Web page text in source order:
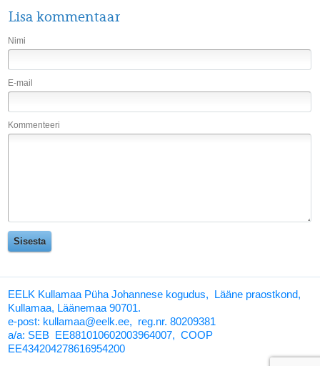
Lisa kommentaar
Nimi
E-mail
Kommenteeri
EELK Kullamaa Püha Johannese kogudus, Lääne praostkond,
Kullamaa, Läänemaa 90701.
e-post: kullamaa@eelk.ee, reg.nr. 80209381
a/a: SEB EE881010602003964007, COOP
EE434204278616954200